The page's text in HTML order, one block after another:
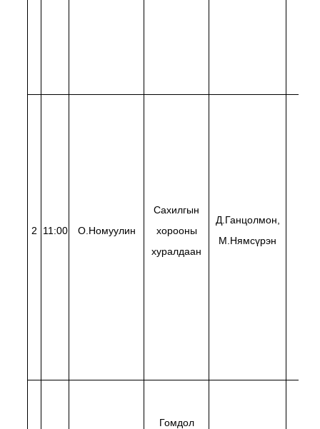
2 11:00 О.Номуулин
Сахилгын
хорооны
хуралдаан
Д.Ганцолмон,
М.Нямсүрэн
Гомдол